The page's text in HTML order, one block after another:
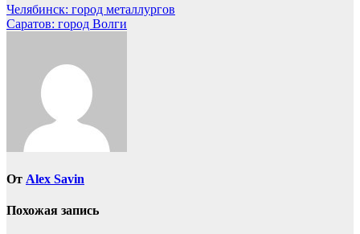
Навигация
по
Челябинск: город металлургов
Саратов: город Волги
От Alex Savin
Похожая запись